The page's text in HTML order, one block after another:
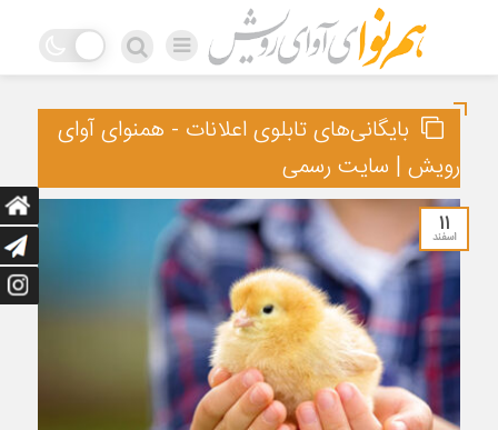
بایگانی‌های تابلوی اعلانات - همنوای آوای
رویش | سایت رسمی
۱۱
اسفند